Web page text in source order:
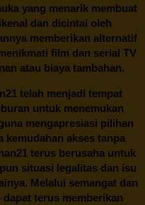
yang menarik membuat
dan dicintai oleh
memberikan alternatif
film dan serial TV
atau biaya tambahan.
telah menjadi tempat
untuk menemukan
mengapresiasi pilihan
kemudahan akses tanpa
terus berusaha untuk
situasi legalitas dan isu
Melalui semangat dan
terus memberikan